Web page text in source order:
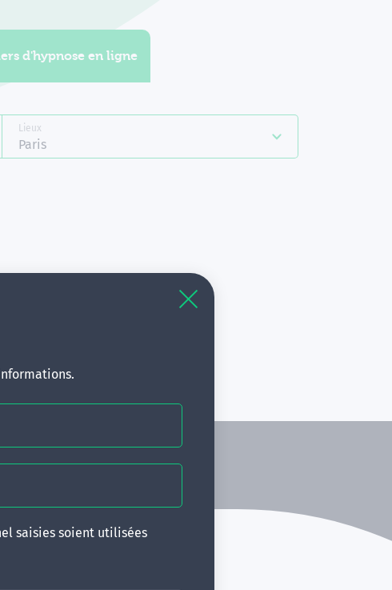
saisies soient utilisées
d'hypnose en ligne
Lieux
Paris
à